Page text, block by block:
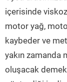
içerisinde
motor yağ,
kaybeder ve
yakın
oluşacak